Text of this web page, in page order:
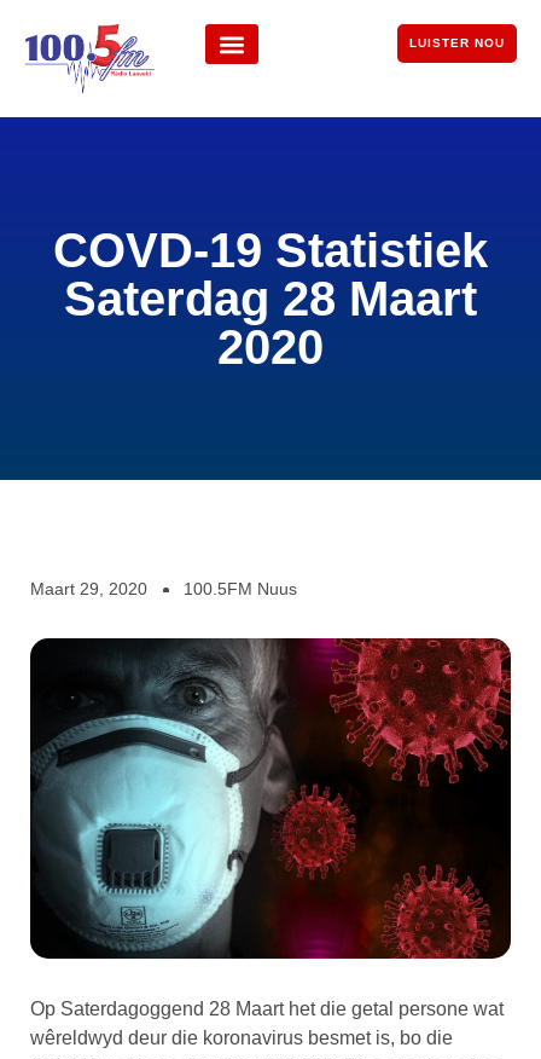
LUISTER NOU
COVD-19 Statistiek
Saterdag 28 Maart
2020
Maart 29, 2020 100.5FM Nuus
Op Saterdagoggend 28 Maart het die getal persone wat
wêreldwyd deur die koronavirus besmet is, bo die